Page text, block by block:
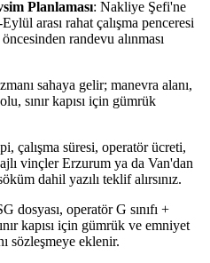
Planlaması: Nakliye Şefi'ne
arası rahat çalışma penceresi
randevu alınması
sahaya gelir; manevra alanı,
sınır kapısı için gümrük
çalışma süresi, operatör ücreti,
vinçler Erzurum ya da Van'dan
dahil yazılı teklif alırsınız.
dosyası, operatör G sınıfı +
kapısı için gümrük ve emniyet
sözleşmeye eklenir.